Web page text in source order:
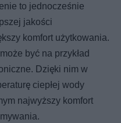
to jednocześnie
jakości
komfort użytkowania.
być na przykład
Dzięki nim w
ciepłej wody
najwyższy komfort